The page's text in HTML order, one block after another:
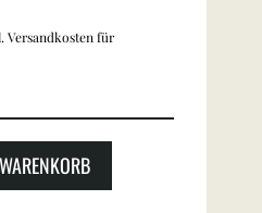
Versandkosten für